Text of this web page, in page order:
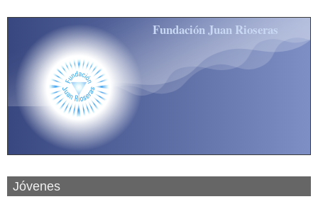
Pasar al contenido principal
Fundación Juan Rioseras
Jóvenes